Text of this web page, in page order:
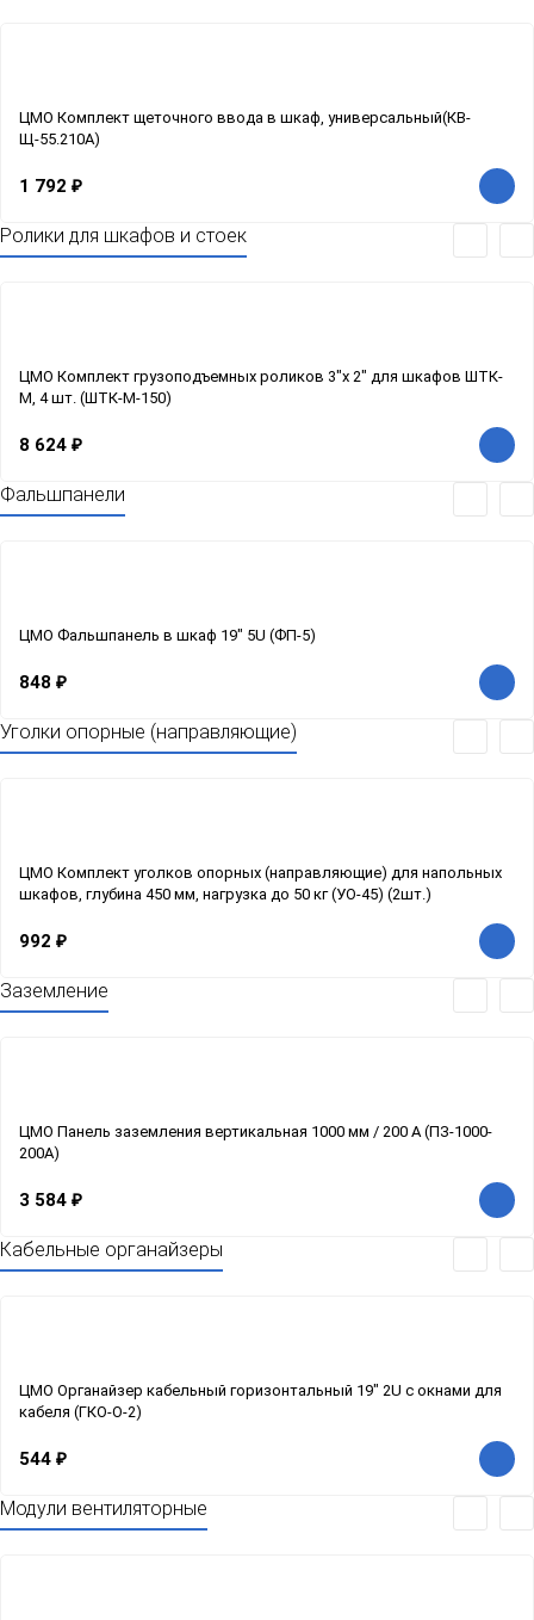
ЦМО Комплект щеточного ввода в шкаф, универсальный(КВ-
Щ-55.210А)
1 792 ₽
Ролики для шкафов и стоек
ЦМО Комплект грузоподъемных роликов 3"x 2" для шкафов ШТК-
М, 4 шт. (ШТК-М-150)
8 624 ₽
Фальшпанели
ЦМО Фальшпанель в шкаф 19" 5U (ФП-5)
848 ₽
Уголки опорные (направляющие)
ЦМО Комплект уголков опорных (направляющие) для напольных
шкафов, глубина 450 мм, нагрузка до 50 кг (УО-45) (2шт.)
992 ₽
Заземление
ЦМО Панель заземления вертикальная 1000 мм / 200 А (ПЗ-1000-
200А)
3 584 ₽
Кабельные органайзеры
ЦМО Органайзер кабельный горизонтальный 19" 2U с окнами для
кабеля (ГКО-О-2)
544 ₽
Модули вентиляторные